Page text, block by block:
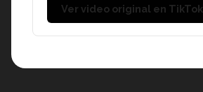
Ver video original en TikTok